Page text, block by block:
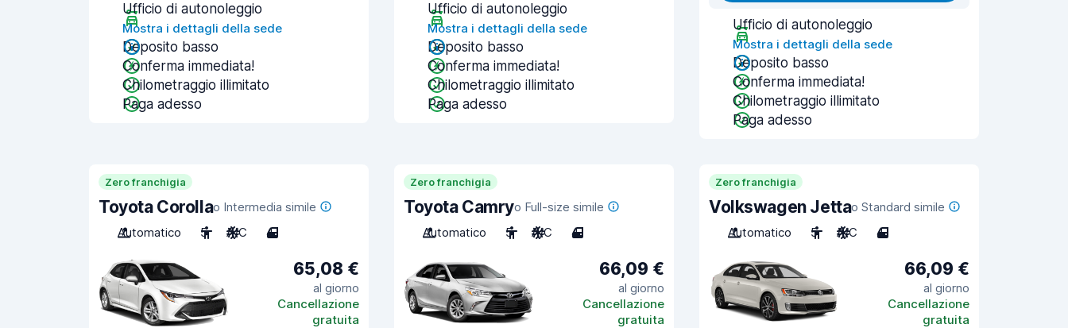
Ufficio di autonoleggio
Mostra i dettagli della sede
Deposito basso
Conferma immediata!
Chilometraggio illimitato
Paga adesso
Ufficio di autonoleggio
Mostra i dettagli della sede
Deposito basso
Conferma immediata!
Chilometraggio illimitato
Paga adesso
Ufficio di autonoleggio
Mostra i dettagli della sede
Deposito basso
Conferma immediata!
Chilometraggio illimitato
Paga adesso
Zero franchigia
Toyota Corollao Intermedia simile
Automatico
5 A/C 4
65,08 €
al giorno
Cancellazione
gratuita
Zero franchigia
Toyota Camryo Full-size simile
Automatico
5 A/C 4
66,09 €
al giorno
Cancellazione
gratuita
Zero franchigia
Volkswagen Jettao Standard simile
Automatico
5 A/C 4
66,09 €
al giorno
Cancellazione
gratuita